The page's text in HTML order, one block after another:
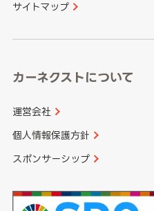
サイトマップ
カーネクストについて
運営会社
個人情報保護方針
スポンサーシップ